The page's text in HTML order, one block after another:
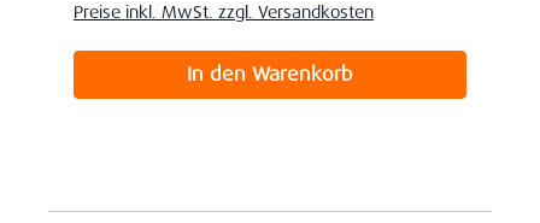
Preise inkl. MwSt. zzgl. Versandkosten
In den Warenkorb